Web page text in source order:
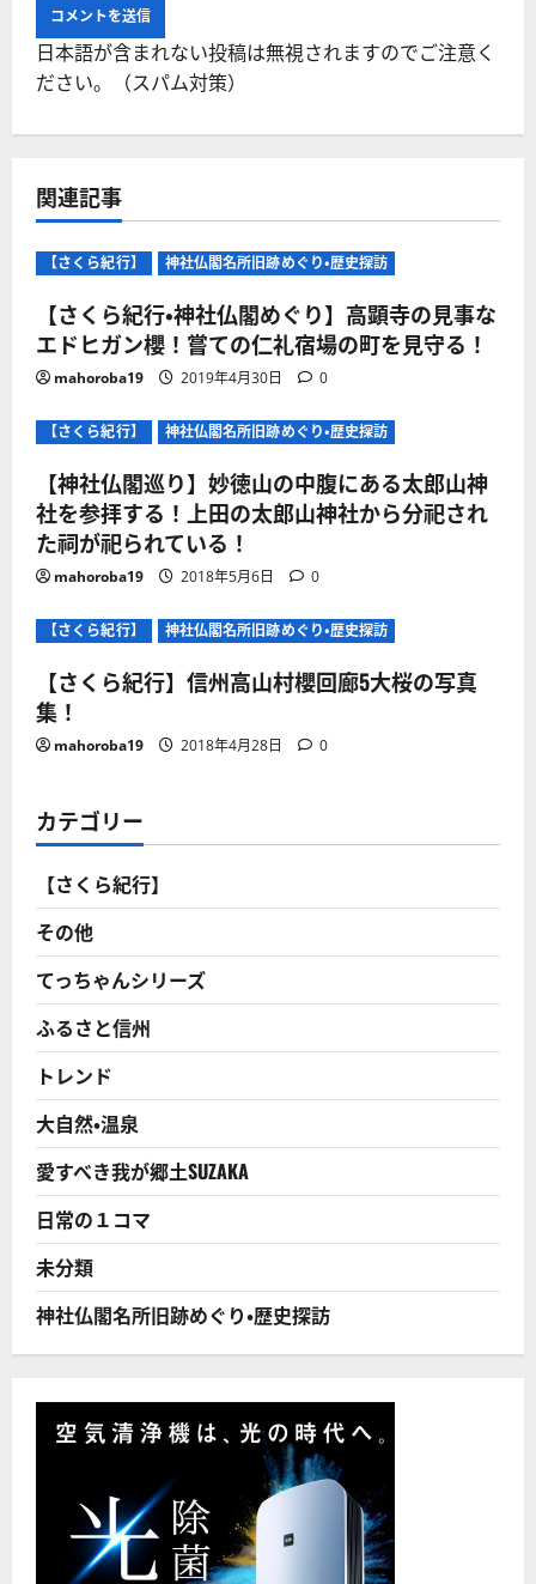
日本語が含まれない投稿は無視されますのでご注意く
ださい。（スパム対策）
関連記事
【さくら紀行】 神社仏閣名所旧跡めぐり・歴史探訪
【さくら紀行・神社仏閣めぐり】高顕寺の見事な
エドヒガン櫻！嘗ての仁礼宿場の町を見守る！
mahoroba19 2019年4月30日 0
【さくら紀行】 神社仏閣名所旧跡めぐり・歴史探訪
【神社仏閣巡り】妙徳山の中腹にある太郎山神
社を参拝する！上田の太郎山神社から分祀され
た祠が祀られている！
mahoroba19 2018年5月6日 0
【さくら紀行】 神社仏閣名所旧跡めぐり・歴史探訪
【さくら紀行】信州高山村櫻回廊5大桜の写真
集！
mahoroba19 2018年4月28日 0
カテゴリー
【さくら紀行】
その他
てっちゃんシリーズ
ふるさと信州
トレンド
大自然・温泉
愛すべき我が郷土SUZAKA
日常の１コマ
未分類
神社仏閣名所旧跡めぐり・歴史探訪